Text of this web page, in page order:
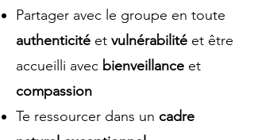
Partager avec le groupe en toute
authenticité et vulnérabilité et être
accueilli avec bienveillance et
compassion
Te ressourcer dans un cadre